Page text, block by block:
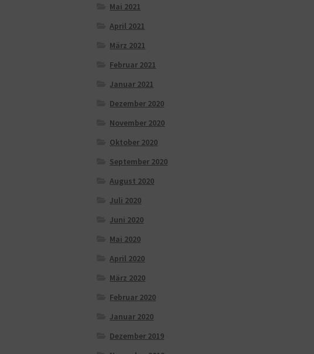
Mai 2021
April 2021
März 2021
Februar 2021
Januar 2021
Dezember 2020
November 2020
Oktober 2020
September 2020
August 2020
Juli 2020
Juni 2020
Mai 2020
April 2020
März 2020
Februar 2020
Januar 2020
Dezember 2019